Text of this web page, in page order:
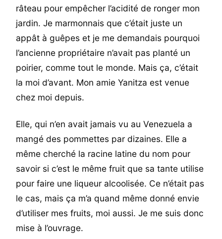
râteau pour empêcher l’acidité de ronger mon
jardin. Je marmonnais que c’était juste un
appât à guêpes et je me demandais pourquoi
l’ancienne propriétaire n’avait pas planté un
poirier, comme tout le monde. Mais ça, c’était
la moi d’avant. Mon amie Yanitza est venue
chez moi depuis.
Elle, qui n’en avait jamais vu au Venezuela a
mangé des pommettes par dizaines. Elle a
même cherché la racine latine du nom pour
savoir si c’est le même fruit que sa tante utilise
pour faire une liqueur alcoolisée. Ce n’était pas
le cas, mais ça m’a quand même donné envie
d’utiliser mes fruits, moi aussi. Je me suis donc
mise à l’ouvrage.